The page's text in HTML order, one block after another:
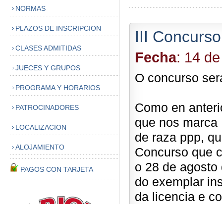
NORMAS
PLAZOS DE INSCRIPCION
CLASES ADMITIDAS
JUECES Y GRUPOS
PROGRAMA Y HORARIOS
PATROCINADORES
LOCALIZACION
ALOJAMIENTO
PAGOS CON TARJETA
III
Fecha: 14
O concurso
Como en
que nos
de raza ppp,
Concurso que
o 28 de
do exemplar
da licencia e